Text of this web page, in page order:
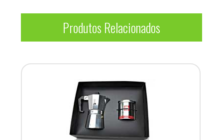
Produtos Relacionados